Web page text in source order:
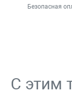
Безопасная
С этим